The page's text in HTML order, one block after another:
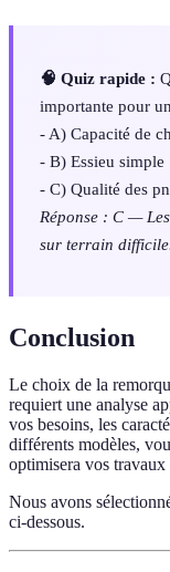
🧠 Quiz rapide :
importante pour
- A) Capacité de
- B) Essieu simple
- C) Qualité des
Réponse : C —
sur terrain
Conclusion
Le choix de la
requiert une analyse
vos besoins, les
différents modèles,
optimisera vos travaux
Nous avons
ci-dessous.